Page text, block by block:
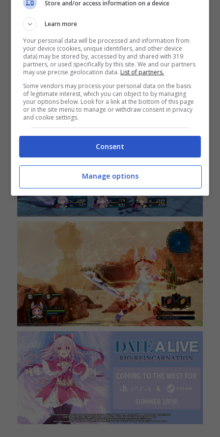
Reincarnation
Due scene CG sono state modificate per la
versione PS4, mentre la versione Steam
rimarrà inedita. Si noti che il gameplay di
entrambi i giochi non è cambiato rispetto alla
versione giapponese.
Store and/or access information on a device
Learn more
Your personal data will be processed and information from
your device (cookies, unique identifiers, and other device
data) may be stored by, accessed by and shared with 319
partners, or used specifically by this site. We and our partners
may use precise geolocation data. List of partners.
Some vendors may process your personal data on the basis
of legitimate interest, which you can object to by managing
your options below. Look for a link at the bottom of this page
or in the site menu to manage or withdraw consent in privacy
and cookie settings.
Consent
Manage options